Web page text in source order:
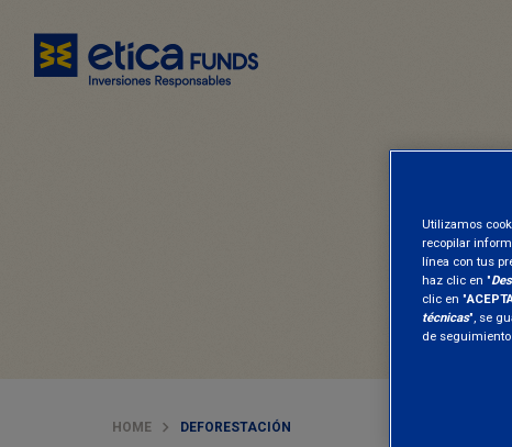
HOME DEFORESTACIÓN
Utilizamos
recopilar
línea con tus
haz clic en "
clic en "
técnicas", se
de